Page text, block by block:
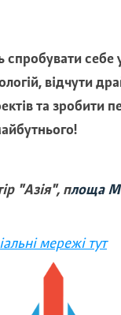
себе у
відчути
та зробити
"Азія", площа
мережі тут